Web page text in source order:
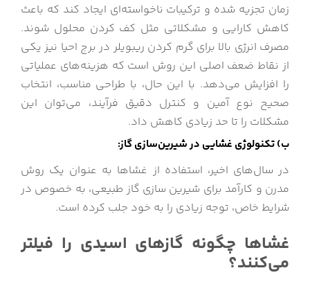
زمان تجزیه شده و ترکیبات ناخواسته‌ای ایجاد کند که باعث
کاهش کارایی و مشکلاتی مثل کف کردن محلول شوند.
مصرف انرژی بالا برای گرم کردن ریبویلر در برج احیا نیز یکی
از نقاط ضعف اصلی این روش است که هزینه‌های عملیاتی
را افزایش می‌دهد. با این حال، با طراحی مناسب، انتخاب
صحیح نوع آمین و کنترل دقیق فرآیند، می‌توان این
مشکلات را تا حد زیادی کاهش داد.
ب) تکنولوژی غشایی در شیرین‌سازی گاز:
در سال‌های اخیر، استفاده از غشاها به عنوان یک روش
مدرن و کارآمد برای شیرین سازی گاز طبیعی، به خصوص در
شرایط خاص، توجه زیادی را به خود جلب کرده است.
غشاها چگونه گازهای اسیدی را فیلتر
می‌کنند؟